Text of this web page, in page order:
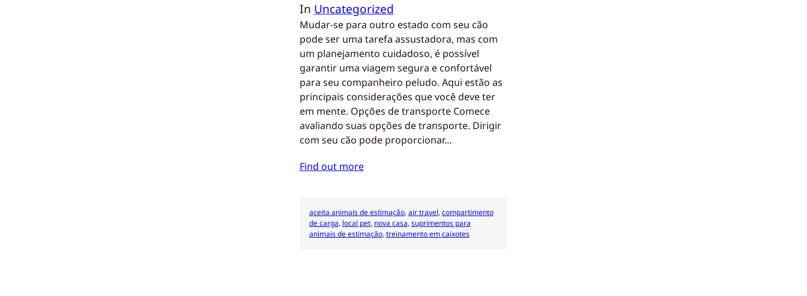
In Uncategorized
Mudar-se para outro estado com seu cão
pode ser uma tarefa assustadora, mas com
um planejamento cuidadoso, é possível
garantir uma viagem segura e confortável
para seu companheiro peludo. Aqui estão as
principais considerações que você deve ter
em mente. Opções de transporte Comece
avaliando suas opções de transporte. Dirigir
com seu cão pode proporcionar…
Find out more
aceita animais de estimação, air travel, compartimento
de carga, local pet, nova casa, suprimentos para
animais de estimação, treinamento em caixotes